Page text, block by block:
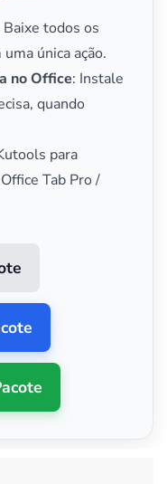
Baixe todos os
única ação.
no Office: Instale
quando
para
Tab Pro /